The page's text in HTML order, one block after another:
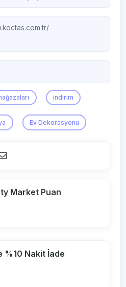
indirim
Ev Dekorasyonu
Market Puan
%10 Nakit İade